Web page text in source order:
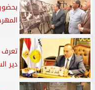
تعرف
دير